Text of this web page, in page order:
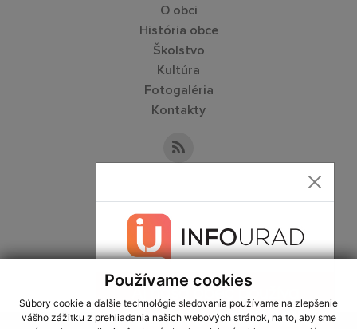
Používame cookies
Súbory cookie a ďalšie technológie sledovania používame na zlepšenie
vášho zážitku z prehliadania našich webových stránok, na to, aby sme
O obci
História obce
Školstvo
Kultúra
Fotogaléria
Kontakty
+421 55 466 71 19
obecstos@gmail.com